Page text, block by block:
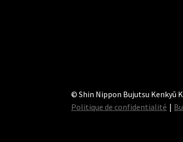
© Shin Nippon Bujutsu Kenkyū
Politique de confidentialité